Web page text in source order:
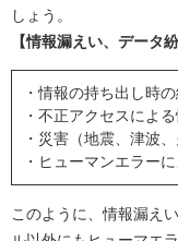
しょう。
【情報漏えい、データ
・情報の持ち出し時
・不正アクセスによ
・災害（地震、津波、
・ヒューマンエラー
このように、情報漏え